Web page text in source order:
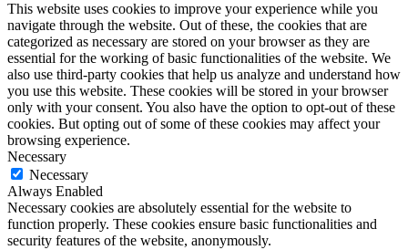
This website uses cookies to improve your experience while you
navigate through the website. Out of these, the cookies that are
categorized as necessary are stored on your browser as they are
essential for the working of basic functionalities of the website. We
also use third-party cookies that help us analyze and understand how
you use this website. These cookies will be stored in your browser
only with your consent. You also have the option to opt-out of these
cookies. But opting out of some of these cookies may affect your
browsing experience.
Necessary
Necessary
Always Enabled
Necessary cookies are absolutely essential for the website to
function properly. These cookies ensure basic functionalities and
security features of the website, anonymously.